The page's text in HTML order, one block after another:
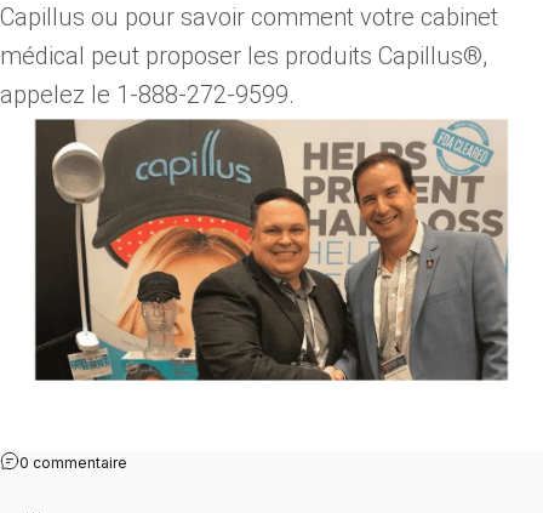
Capillus ou pour savoir comment votre cabinet
médical peut proposer les produits Capillus®,
appelez le 1-888-272-9599.
0 commentaire